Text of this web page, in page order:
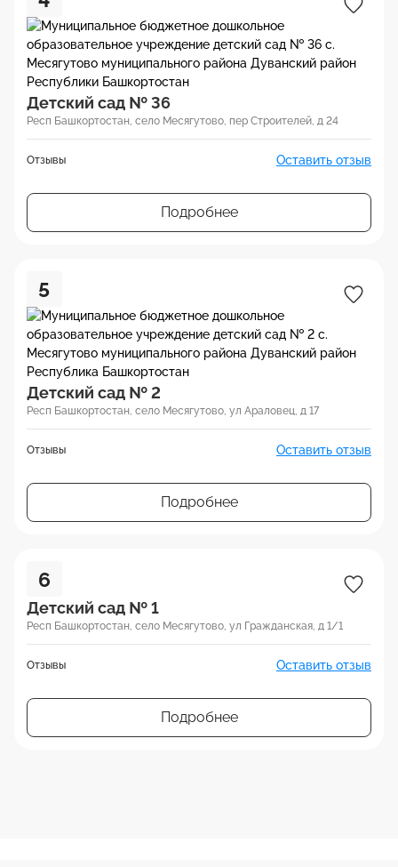
Детский сад № 36
Респ Башкортостан, село Месягутово, пер Строителей, д 24
Отзывы Оставить отзыв
Подробнее
5
Детский сад № 2
Респ Башкортостан, село Месягутово, ул Араловец, д 17
Отзывы Оставить отзыв
Подробнее
6
Детский сад № 1
Респ Башкортостан, село Месягутово, ул Гражданская, д 1/1
Отзывы Оставить отзыв
Подробнее